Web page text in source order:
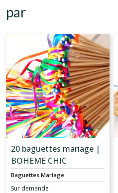
par
20 baguettes mariage |
BOHEME CHIC
Baguettes Mariage
Sur demande